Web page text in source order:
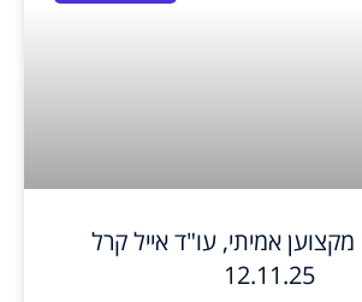
אמיתי, עו"ד אייל קרל
12.11.25